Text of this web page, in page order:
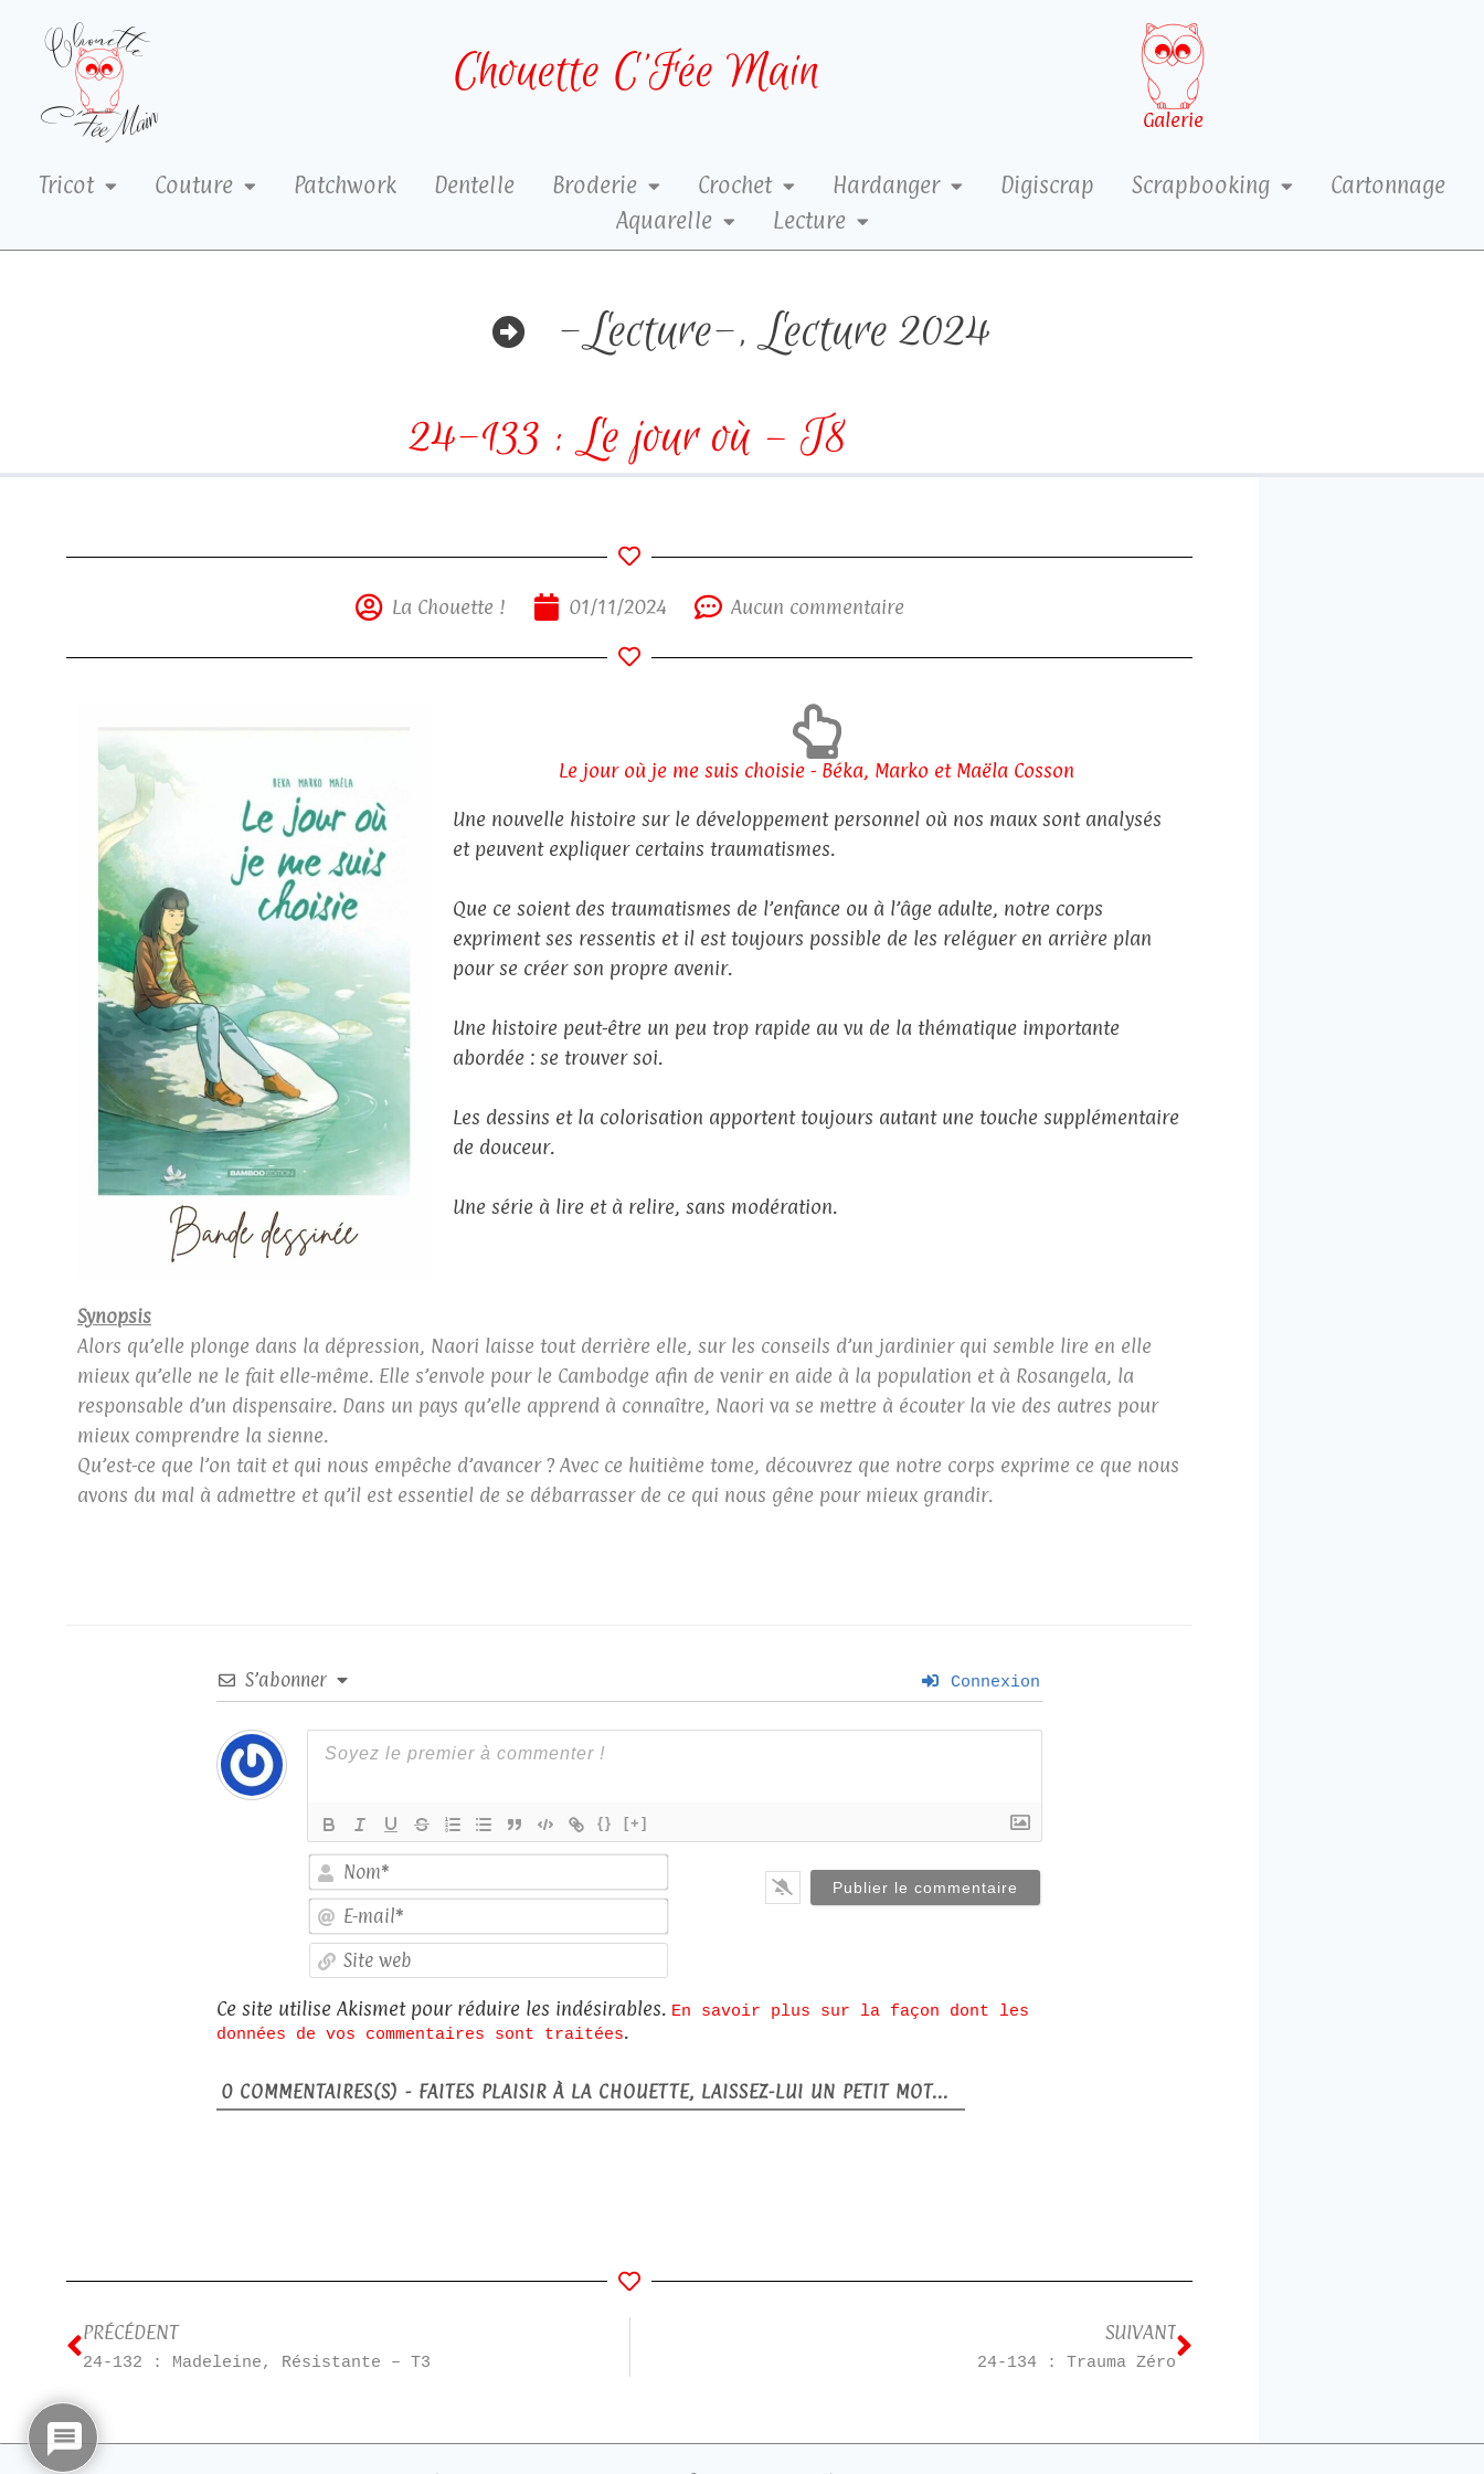
Chouette C’Fée Main
Galerie
Tricot Couture Patchwork Dentelle Broderie Crochet Hardanger Digiscrap Scrapbooking
Cartonnage
Aquarelle
Lecture
-Lecture-,Lecture 2024
24-133 : Le jour où – T8
La Chouette ! 01/11/2024 Aucun commentaire
Le jour où je me suis choisie - Béka, Marko et Maëla Cosson
Une nouvelle histoire sur le développement personnel où nos maux sont analysés
et peuvent expliquer certains traumatismes.
Que ce soient des traumatismes de l’enfance ou à l’âge adulte, notre corps
expriment ses ressentis et il est toujours possible de les reléguer en arrière plan
pour se créer son propre avenir.
Une histoire peut-être un peu trop rapide au vu de la thématique importante
abordée : se trouver soi.
Les dessins et la colorisation apportent toujours autant une touche supplémentaire
de douceur.
Une série à lire et à relire, sans modération.
Synopsis
Alors qu’elle plonge dans la dépression, Naori laisse tout derrière elle, sur les conseils d’un jardinier qui semble lire en elle
mieux qu’elle ne le fait elle-même. Elle s’envole pour le Cambodge afin de venir en aide à la population et à Rosangela, la
responsable d’un dispensaire. Dans un pays qu’elle apprend à connaître, Naori va se mettre à écouter la vie des autres pour
mieux comprendre la sienne.
Qu’est-ce que l’on tait et qui nous empêche d’avancer ? Avec ce huitième tome, découvrez que notre corps exprime ce que nous
avons du mal à admettre et qu’il est essentiel de se débarrasser de ce qui nous gêne pour mieux grandir.
S’abonner Connexion
{} [+]
mail*
web
Ce site utilise Akismet pour réduire les indésirables. En savoir plus sur la façon dont les
données de vos commentaires sont traitées.
0 COMMENTAIRES(S) - FAITES PLAISIR À LA CHOUETTE, LAISSEZ-LUI UN PETIT MOT...
PRÉCÉDENT
24-132 : Madeleine, Résistante – T3
SUIVANT
24-134 : Trauma Zéro